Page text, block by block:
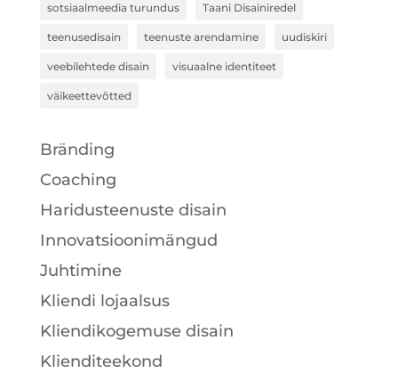
sotsiaalmeedia turundus Taani Disainiredel
teenusedisain teenuste arendamine uudiskiri
veebilehtede disain visuaalne identiteet
väikeettevõtted
Bränding
Coaching
Haridusteenuste disain
Innovatsioonimängud
Juhtimine
Kliendi lojaalsus
Kliendikogemuse disain
Klienditeekond